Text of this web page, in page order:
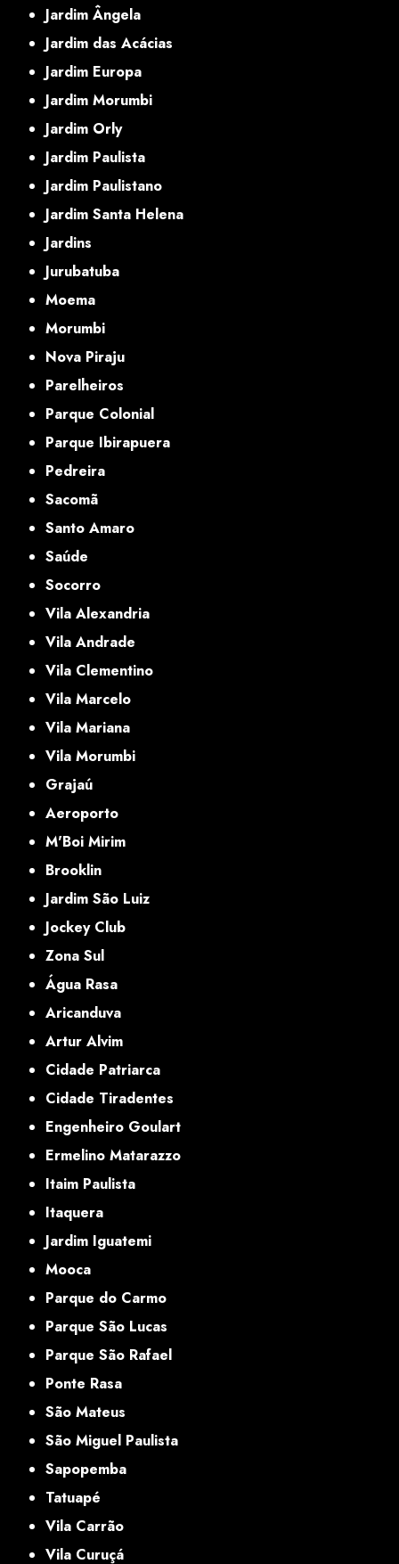
Jardim Ângela
Jardim das Acácias
Jardim Europa
Jardim Morumbi
Jardim Orly
Jardim Paulista
Jardim Paulistano
Jardim Santa Helena
Jardins
Jurubatuba
Moema
Morumbi
Nova Piraju
Parelheiros
Parque Colonial
Parque Ibirapuera
Pedreira
Sacomã
Santo Amaro
Saúde
Socorro
Vila Alexandria
Vila Andrade
Vila Clementino
Vila Marcelo
Vila Mariana
Vila Morumbi
Grajaú
Aeroporto
M'Boi Mirim
Brooklin
Jardim São Luiz
Jockey Club
Zona Sul
Água Rasa
Aricanduva
Artur Alvim
Cidade Patriarca
Cidade Tiradentes
Engenheiro Goulart
Ermelino Matarazzo
Itaim Paulista
Itaquera
Jardim Iguatemi
Mooca
Parque do Carmo
Parque São Lucas
Parque São Rafael
Ponte Rasa
São Mateus
São Miguel Paulista
Sapopemba
Tatuapé
Vila Carrão
Vila Curuçá